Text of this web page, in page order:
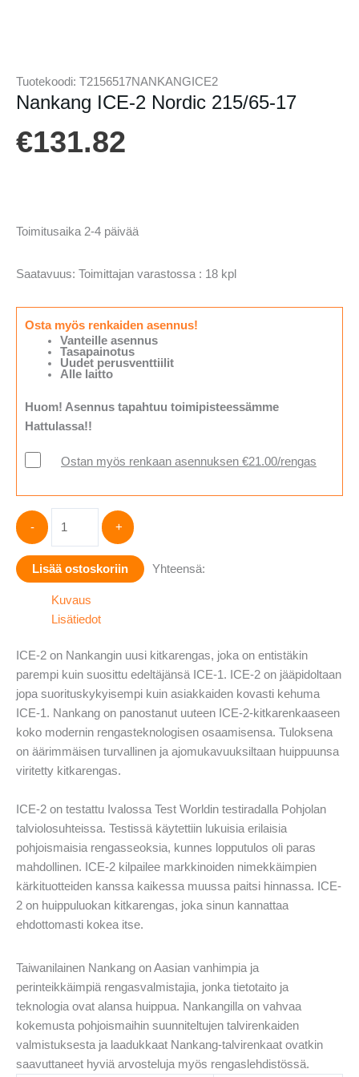
Tuotekoodi: T2156517NANKANGICE2
Nankang ICE-2 Nordic 215/65-17
€131.82
Toimitusaika 2-4 päivää
Saatavuus: Toimittajan varastossa : 18 kpl
Osta myös renkaiden asennus!
Vanteille asennus
Tasapainotus
Uudet perusventtiilit
Alle laitto
Huom! Asennus tapahtuu toimipisteessämme
Hattulassa!!
Ostan myös renkaan asennuksen €21.00/rengas
-
2
Nordic
215/65-
17
+
Lisää ostoskoriin Yhteensä:
Kuvaus
Lisätiedot
ICE-2 on Nankangin uusi kitkarengas, joka on entistäkin
parempi kuin suosittu edeltäjänsä ICE-1. ICE-2 on jääpidoltaan
jopa suorituskykyisempi kuin asiakkaiden kovasti kehuma
ICE-1. Nankang on panostanut uuteen ICE-2-kitkarenkaaseen
koko modernin rengasteknologisen osaamisensa. Tuloksena
on äärimmäisen turvallinen ja ajomukavuuksiltaan huippuunsa
viritetty kitkarengas.
ICE-2 on testattu Ivalossa Test Worldin testiradalla Pohjolan
talviolosuhteissa. Testissä käytettiin lukuisia erilaisia
pohjoismaisia rengasseoksia, kunnes lopputulos oli paras
mahdollinen. ICE-2 kilpailee markkinoiden nimekkäimpien
kärkituotteiden kanssa kaikessa muussa paitsi hinnassa. ICE-
2 on huippuluokan kitkarengas, joka sinun kannattaa
ehdottomasti kokea itse.
Taiwanilainen Nankang on Aasian vanhimpia ja
perinteikkäimpiä rengasvalmistajia, jonka tietotaito ja
teknologia ovat alansa huippua. Nankangilla on vahvaa
kokemusta pohjoismaihin suunniteltujen talvirenkaiden
valmistuksesta ja laadukkaat Nankang-talvirenkaat ovatkin
saavuttaneet hyviä arvosteluja myös rengaslehdistössä.